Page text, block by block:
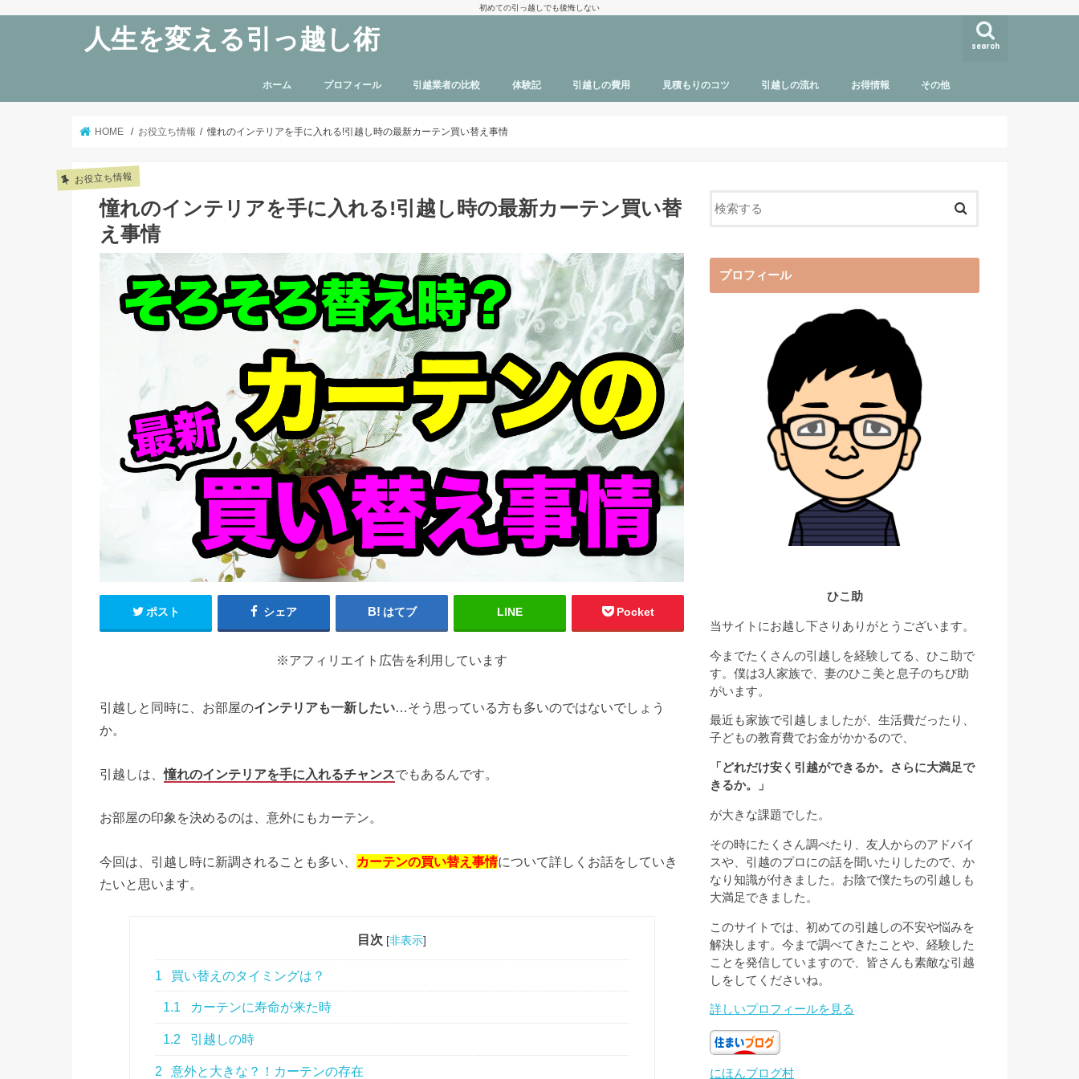
初めての引っ越しでも後悔しない
人生を変える引っ越し術 search
ホーム プロフィール 引越業者の比較 体験記 引越しの費用 見積もりのコツ 引越しの流れ お得情報 その他
HOME お役立ち情報 憧れのインテリアを手に入れる!引越し時の最新カーテン買い替え事情
お役立ち情報
憧れのインテリアを手に入れる!引越し時の最新カーテン買い替
え事情
ポスト シェア はてブ LINE Pocket
※アフィリエイト広告を利用しています
引越しと同時に、お部屋のインテリアも一新したい…そう思っている方も多いのではないでしょう
か。
引越しは、憧れのインテリアを手に入れるチャンスでもあるんです。
お部屋の印象を決めるのは、意外にもカーテン。
今回は、引越し時に新調されることも多い、 カーテンの買い替え事情について詳しくお話をしていき
たいと思います。
目次 [非表示]
1 買い替えのタイミングは？
1.1 カーテンに寿命が来た時
1.2 引越しの時
2 意外と大きな？！カーテンの存在
プロフィール
ひこ助
当サイトにお越し下さりありがとうございます。
今までたくさんの引越しを経験してる、ひこ助で
す。僕は3人家族で、妻のひこ美と息子のちび助
がいます。
最近も家族で引越しましたが、生活費だったり、
子どもの教育費でお金がかかるので、
「どれだけ安く引越ができるか。さらに大満足で
きるか。」
が大きな課題でした。
その時にたくさん調べたり、友人からのアドバイ
スや、引越のプロにの話を聞いたりしたので、か
なり知識が付きました。お陰で僕たちの引越しも
大満足できました。
このサイトでは、初めての引越しの不安や悩みを
解決します。今まで調べてきたことや、経験した
ことを発信していますので、皆さんも素敵な引越
しをしてくださいね。
詳しいプロフィールを見る
にほんブログ村